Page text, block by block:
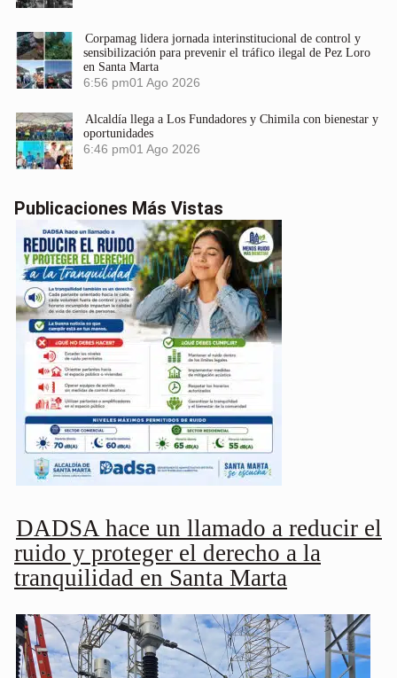
Corpamag lidera jornada interinstitucional de control y
sensibilización para prevenir el tráfico ilegal de Pez Loro
en Santa Marta
6:56 pm01 Ago 2026
Alcaldía llega a Los Fundadores y Chimila con bienestar y
oportunidades
6:46 pm01 Ago 2026
Publicaciones Más Vistas
DADSA hace un llamado a reducir el
ruido y proteger el derecho a la
tranquilidad en Santa Marta